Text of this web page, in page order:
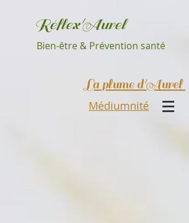
Réflex'Aurel
Bien-être & Prévention santé
La plume d'Aurel
Médiumnité